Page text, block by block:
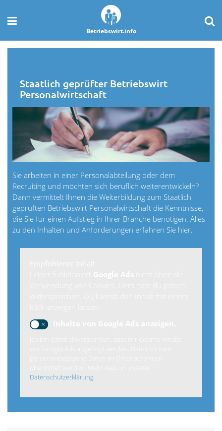
Betriebswirt.info
Staatlich geprüfter Betriebswirt
Personalwirtschaft
Sie arbeiten in einer Personalabteilung oder dem
Recruiting und möchten sich beruflich weiterentwickeln?
Dann vermittelt Ihnen die Weiterbildung zum Staatlich
geprüften Betriebswirt Personalwirtschaft die Kenntnisse,
die Sie für einen Aufstieg in Ihrer Branche benötigen. Alles
zu den Inhalten und Anforderungen erfahren Sie hier.
Datenschutzerklärung